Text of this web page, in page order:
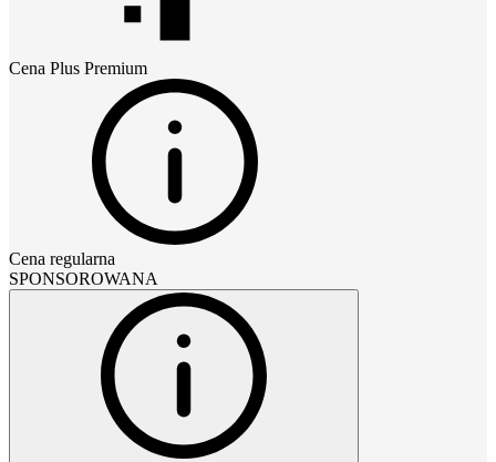
Cena Plus Premium
Cena regularna
SPONSOROWANA